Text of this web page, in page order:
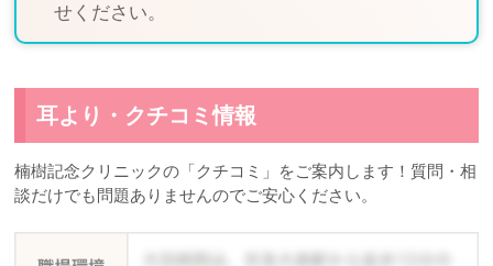
せください。
耳より・クチコミ情報
楠樹記念クリニックの「クチコミ」をご案内します！質問・相
談だけでも問題ありませんのでご安心ください。